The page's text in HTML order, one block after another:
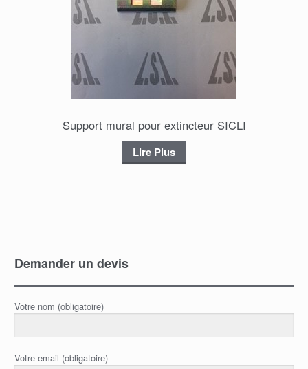
Support mural pour extincteur SICLI
Lire Plus
Demander un devis
Votre nom (obligatoire)
Votre email (obligatoire)